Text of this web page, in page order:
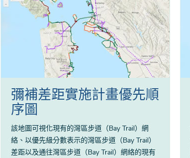
彌補差距實施計畫優先順
序圖
該地圖可視化現有的灣區步道（Bay Trail）網
絡、以優先級分數表示的灣區步道（Bay Trail）
差距以及通往灣區步道（Bay Trail）網絡的現有